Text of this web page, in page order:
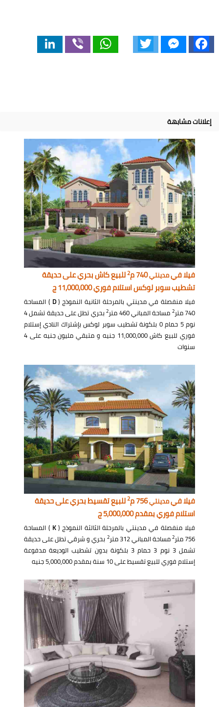
Facebook
Messenger
WhatsApp
إعلانات مشابهة
فيلا فيمدينتي740 م 2للبيع كاش بحري على حديقة
تشطيب سوبر لوكس استلام فوري 11,000,000 ج
فيلا منفصلة في مدينتي بالمرحلة الثانية النموذج (D ) المساحة
740 متر
2 مساحة المباني 460 متر 2
بحري تطل على حديقة تشمل 4
نوم 5 حمام 0 بلكونة تشطيب سوبر لوكس بإشتراك النادي إستلام
فوري للبيع كاش 11,000,000 جنيه و متبقي مليون جنيه على 4
سنوات
فيلا فيمدينتي756 م 2للبيع تقسيط بحري على حديقة
استلام فوري بمقدم 5,000,000 ج
فيلا منفصلة في مدينتي بالمرحلة الثالثة النموذج (K ) المساحة
756 متر
2مساحة المباني 312 متر 2 بحري و شرقي تطل على حديقة
تشمل 3 نوم 3 حمام 3 بلكونة بدون تشطيب الوديعة مدفوعة
إستلام فوري للبيع تقسيط على 10 سنة بمقدم 5,000,000 جنيه